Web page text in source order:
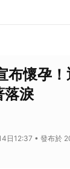
布懷孕
落淚
日12:37 • 發布於